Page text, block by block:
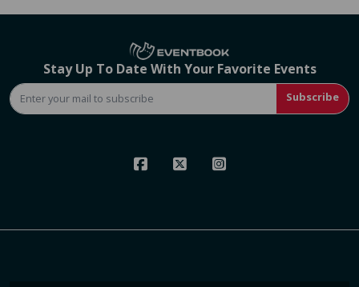
Stay Up To Date With Your Favorite Events
Subscribe